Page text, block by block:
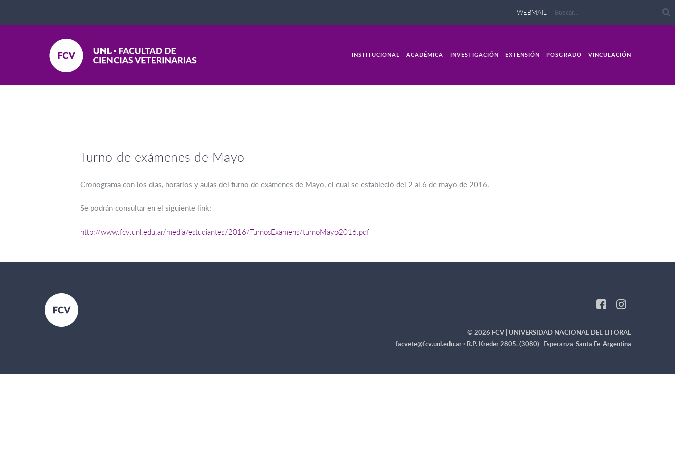
WEBMAIL
INSTITUCIONAL ACADÉMICA INVESTIGACIÓN EXTENSIÓN POSGRADO VINCULACIÓN
Turno de exámenes de Mayo
Cronograma con los días, horarios y aulas del turno de exámenes de Mayo, el cual se estableció del 2 al 6 de mayo de 2016.
Se podrán consultar en el siguiente link:
http://www.fcv.unl.edu.ar/media/estudiantes/2016/TurnosExamens/turnoMayo2016.pdf
© 2026 FCV | UNIVERSIDAD NACIONAL DEL LITORAL
facvete@fcv.unl.edu.ar · R.P. Kreder 2805. (3080)- Esperanza-Santa Fe-Argentina